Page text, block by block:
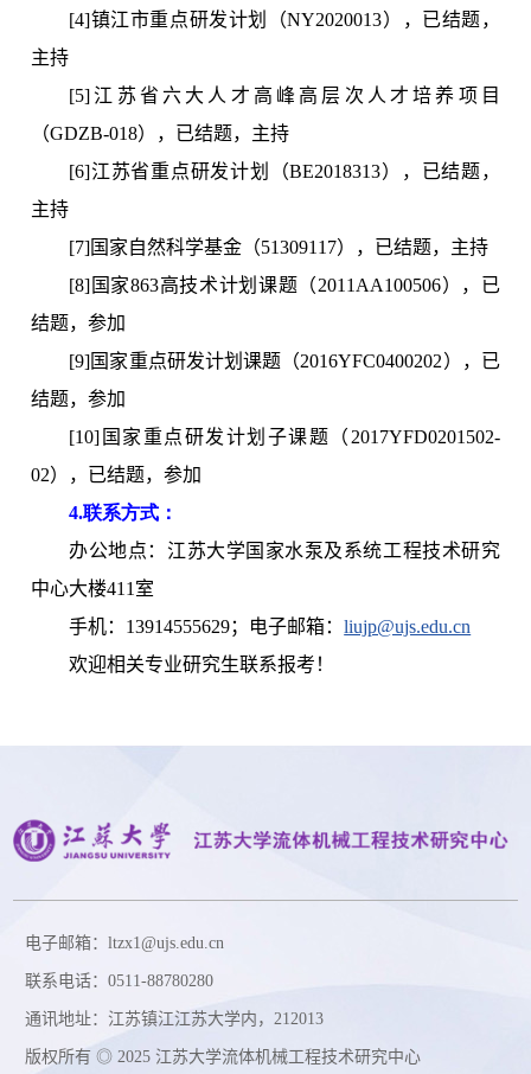
[4]镇江市重点研发计划（NY2020013），已结题，
主持
[5]江苏省六大人才高峰高层次人才培养项目
（GDZB-018），已结题，主持
[6]江苏省重点研发计划（BE2018313），已结题，
主持
[7]国家自然科学基金（51309117），已结题，主持
[8]国家863高技术计划课题（2011AA100506），已
结题，参加
[9]国家重点研发计划课题（2016YFC0400202），已
结题，参加
[10]国家重点研发计划子课题（2017YFD0201502-
02），已结题，参加
4.联系方式：
办公地点：江苏大学国家水泵及系统工程技术研究
中心大楼411室
手机：13914555629；电子邮箱：liujp@ujs.edu.cn
欢迎相关专业研究生联系报考！
电子邮箱：ltzx1@ujs.edu.cn
联系电话：0511-88780280
通讯地址：江苏镇江江苏大学内，212013
版权所有 ◎ 2025 江苏大学流体机械工程技术研究中心